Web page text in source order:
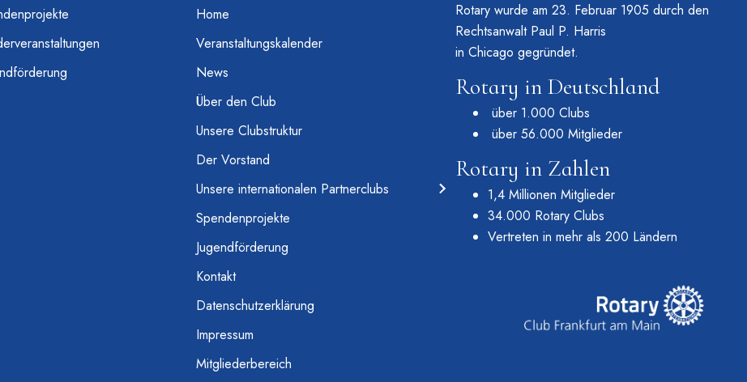
Home
Veranstaltungskalender
News
Über den Club
Unsere Clubstruktur
Der Vorstand
Unsere internationalen Partnerclubs
Spendenprojekte
Jugendförderung
Kontakt
Datenschutzerklärung
Impressum
Mitgliederbereich
Rotary wurde am 23. Februar 1905 durch den
Rechtsanwalt Paul P. Harris
in Chicago gegründet.
Rotary in Deutschland
über 1.000 Clubs
über 56.000 Mitglieder
Rotary in Zahlen
1,4 Millionen Mitglieder
34.000 Rotary Clubs
Vertreten in mehr als 200 Ländern